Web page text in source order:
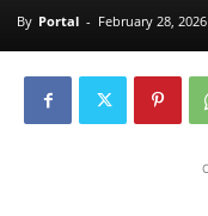
By Portal - February 28, 2026